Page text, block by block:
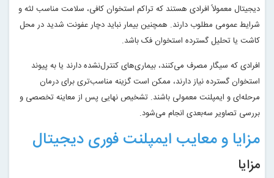
دیجیتال معمولاً افرادی هستند که تراکم استخوان کافی، سلامت مناسب لثه و
شرایط عمومی مطلوب دارند. همچنین بیمار نباید دچار عفونت شدید در محل
کاشت یا تحلیل گسترده استخوان فک باشد.
افرادی که سیگار مصرف می‌کنند، بیماری‌های کنترل‌نشده دارند یا به پیوند
استخوان گسترده نیاز دارند، ممکن است گزینه مناسب‌تری برای درمان
مرحله‌ای و ایمپلنت معمولی باشند. تشخیص نهایی پس از معاینه تخصصی و
بررسی تصاویر سه‌بعدی انجام می‌شود.
مزایا و معایب ایمپلنت فوری دیجیتال
مزایا